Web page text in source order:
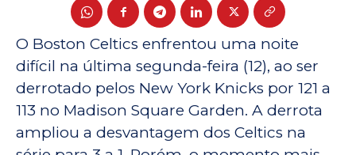
O Boston Celtics enfrentou uma noite
difícil na última segunda-feira (12), ao ser
derrotado pelos New York Knicks por 121 a
113 no Madison Square Garden. A derrota
ampliou a desvantagem dos Celtics na